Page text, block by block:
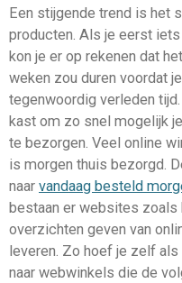
Een stijgende trend is het
producten. Als je eerst
kon je er op rekenen dat
weken zou duren voordat
tegenwoordig verleden
kast om zo snel mogelijk
te bezorgen. Veel online
is morgen thuis bezorgd.
naar vandaag besteld
bestaan er websites zoals
overzichten geven van
leveren. Zo hoef je zelf
naar webwinkels die de